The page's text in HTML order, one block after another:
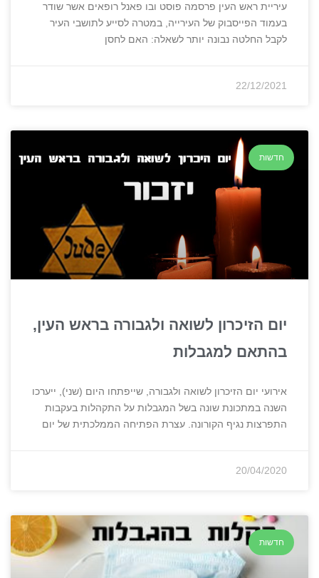
עיריית ראש העין פרסמה פוסט ובו פאנל רופאים אשר שודר
בעמוד הפייסבוק של העירייה, במטרה לסייע לתושבי העיר
לקבל החלטה נבונה יותר לשאלה: האם לחסן
22/12/2021
חדשות
יום הזיכרון לשואה ולגבורה בראש העין,
בהתאם למגבלות
אירועי יום הזיכרון לשואה ולגבורה, שייפתחו היום (שני), ייערכו
השנה במתכונת שונה בשל המגבלות על התקהלות בעקבות
התפרצות נגיף הקורונה. עצרת הפתיחה הממלכתית של יום
20/04/2020
חדשות